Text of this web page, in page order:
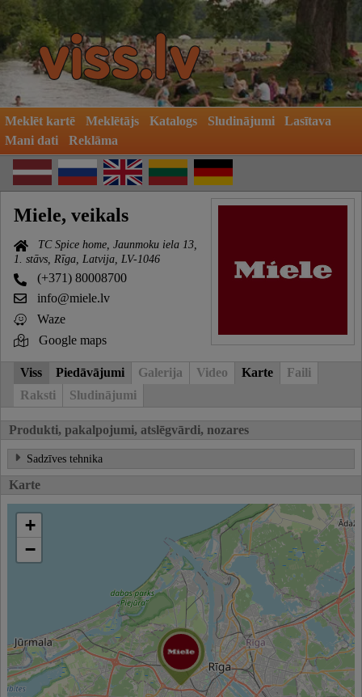
Meklēt kartē Meklētājs Katalogs Sludinājumi
Lasītava
Mani dati
Reklāma
Miele, veikals
TC Spice home, Jaunmoku iela 13,
1. stāvs, Rīga, Latvija, LV-1046
(+371) 80008700
info@miele.lv
Waze
Google maps
Viss Piedāvājumi Galerija Video Karte
Faili
Raksti
Sludinājumi
Produkti, pakalpojumi, atslēgvārdi, nozares
Sadzīves tehnika
Karte
+
−